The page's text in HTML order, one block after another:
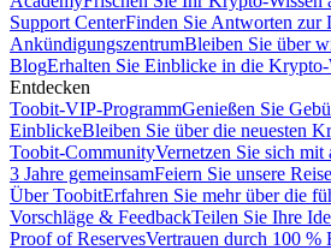
Support CenterFinden Sie Antworten zur
AnkündigungszentrumBleiben Sie über
BlogErhalten Sie Einblicke in die
Entdecken
Toobit-VIP-ProgrammGenießen Sie
EinblickeBleiben Sie über die neuesten
Toobit-CommunityVernetzen Sie sich
3 Jahre gemeinsamFeiern Sie unsere
Über ToobitErfahren Sie mehr über die
Vorschläge & FeedbackTeilen Sie Ihre
Proof of ReservesVertrauen durch 100 %